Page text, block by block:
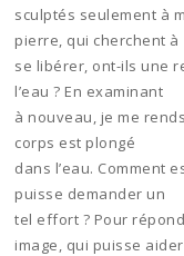
sculptés seulement à
pierre, qui cherchent à
se libérer, ont-ils une
l’eau ? En examinant
à nouveau, je me
corps est plongé
dans l’eau. Comment
puisse demander un
tel effort ? Pour
image, qui puisse aider